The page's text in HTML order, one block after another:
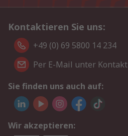
Kontaktieren Sie uns:
+49 (0) 69 5800 14 234
Per E-Mail unter Kontakt
Sie finden uns auch auf:
Wir akzeptieren: